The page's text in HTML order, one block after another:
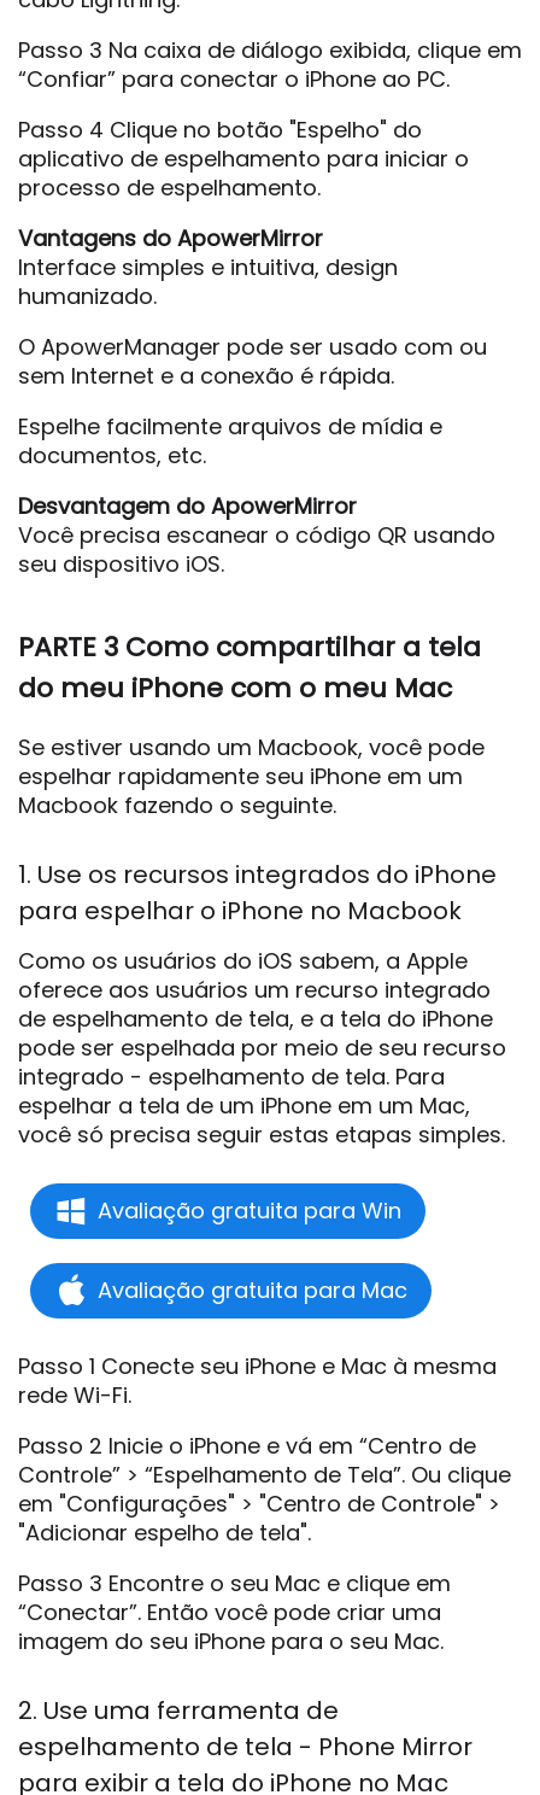
Passo 3 Na caixa de diálogo exibida, clique em
“Confiar” para conectar o iPhone ao PC.
Passo 4 Clique no botão "Espelho" do
aplicativo de espelhamento para iniciar o
processo de espelhamento.
Vantagens do ApowerMirror
Interface simples e intuitiva, design
humanizado.
O ApowerManager pode ser usado com ou
sem Internet e a conexão é rápida.
Espelhe facilmente arquivos de mídia e
documentos, etc.
Desvantagem do ApowerMirror
Você precisa escanear o código QR usando
seu dispositivo iOS.
PARTE 3 Como compartilhar a tela
do meu iPhone com o meu Mac
Se estiver usando um Macbook, você pode
espelhar rapidamente seu iPhone em um
Macbook fazendo o seguinte.
1. Use os recursos integrados do iPhone
para espelhar o iPhone no Macbook
Como os usuários do iOS sabem, a Apple
oferece aos usuários um recurso integrado
de espelhamento de tela, e a tela do iPhone
pode ser espelhada por meio de seu recurso
integrado - espelhamento de tela. Para
espelhar a tela de um iPhone em um Mac,
você só precisa seguir estas etapas simples.
Avaliação gratuita para Win
Avaliação gratuita para Mac
Passo 1 Conecte seu iPhone e Mac à mesma
rede Wi-Fi.
Passo 2 Inicie o iPhone e vá em “Centro de
Controle” > “Espelhamento de Tela”. Ou clique
em "Configurações" > "Centro de Controle" >
"Adicionar espelho de tela".
Passo 3 Encontre o seu Mac e clique em
“Conectar”. Então você pode criar uma
imagem do seu iPhone para o seu Mac.
2. Use uma ferramenta de
espelhamento de tela - Phone Mirror
para exibir a tela do iPhone no Mac